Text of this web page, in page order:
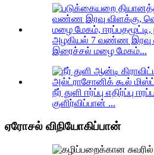
அழகியல் 7 வண்ண இரவு
இரைச்சல் மழை மேகம்...
நீர் துளி ஈர்ப்பு எதிர்ப்பு
குளிர்விப்பான் ...
ஏரோசல் விநியோகிப்பான்